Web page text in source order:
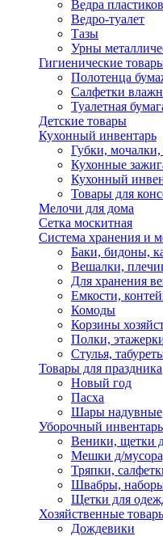
Ведра
Ведро-туалет
Тазы
Урны
Гигиенические
Полотенца
Салфетки
Туалетная
Детские товары
Кухонный инвентарь
Губки,
Кухонные
Кухонный
Товары для
Мелочи для дома
Сетка москитная
Система хранения и
Баки, бидоны,
Вешалки,
Для хранения
Емкости,
Комоды
Корзины
Полки,
Стулья,
Товары для праздника
Новый год
Пасха
Шары надувные
Уборочный инвентарь
Веники, щетки
Мешки д/
Тряпки,
Швабры,
Щетки для
Хозяйственные
Дождевики